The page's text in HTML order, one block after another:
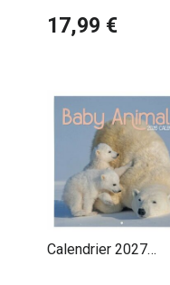
17,99 €
Calendrier 2027